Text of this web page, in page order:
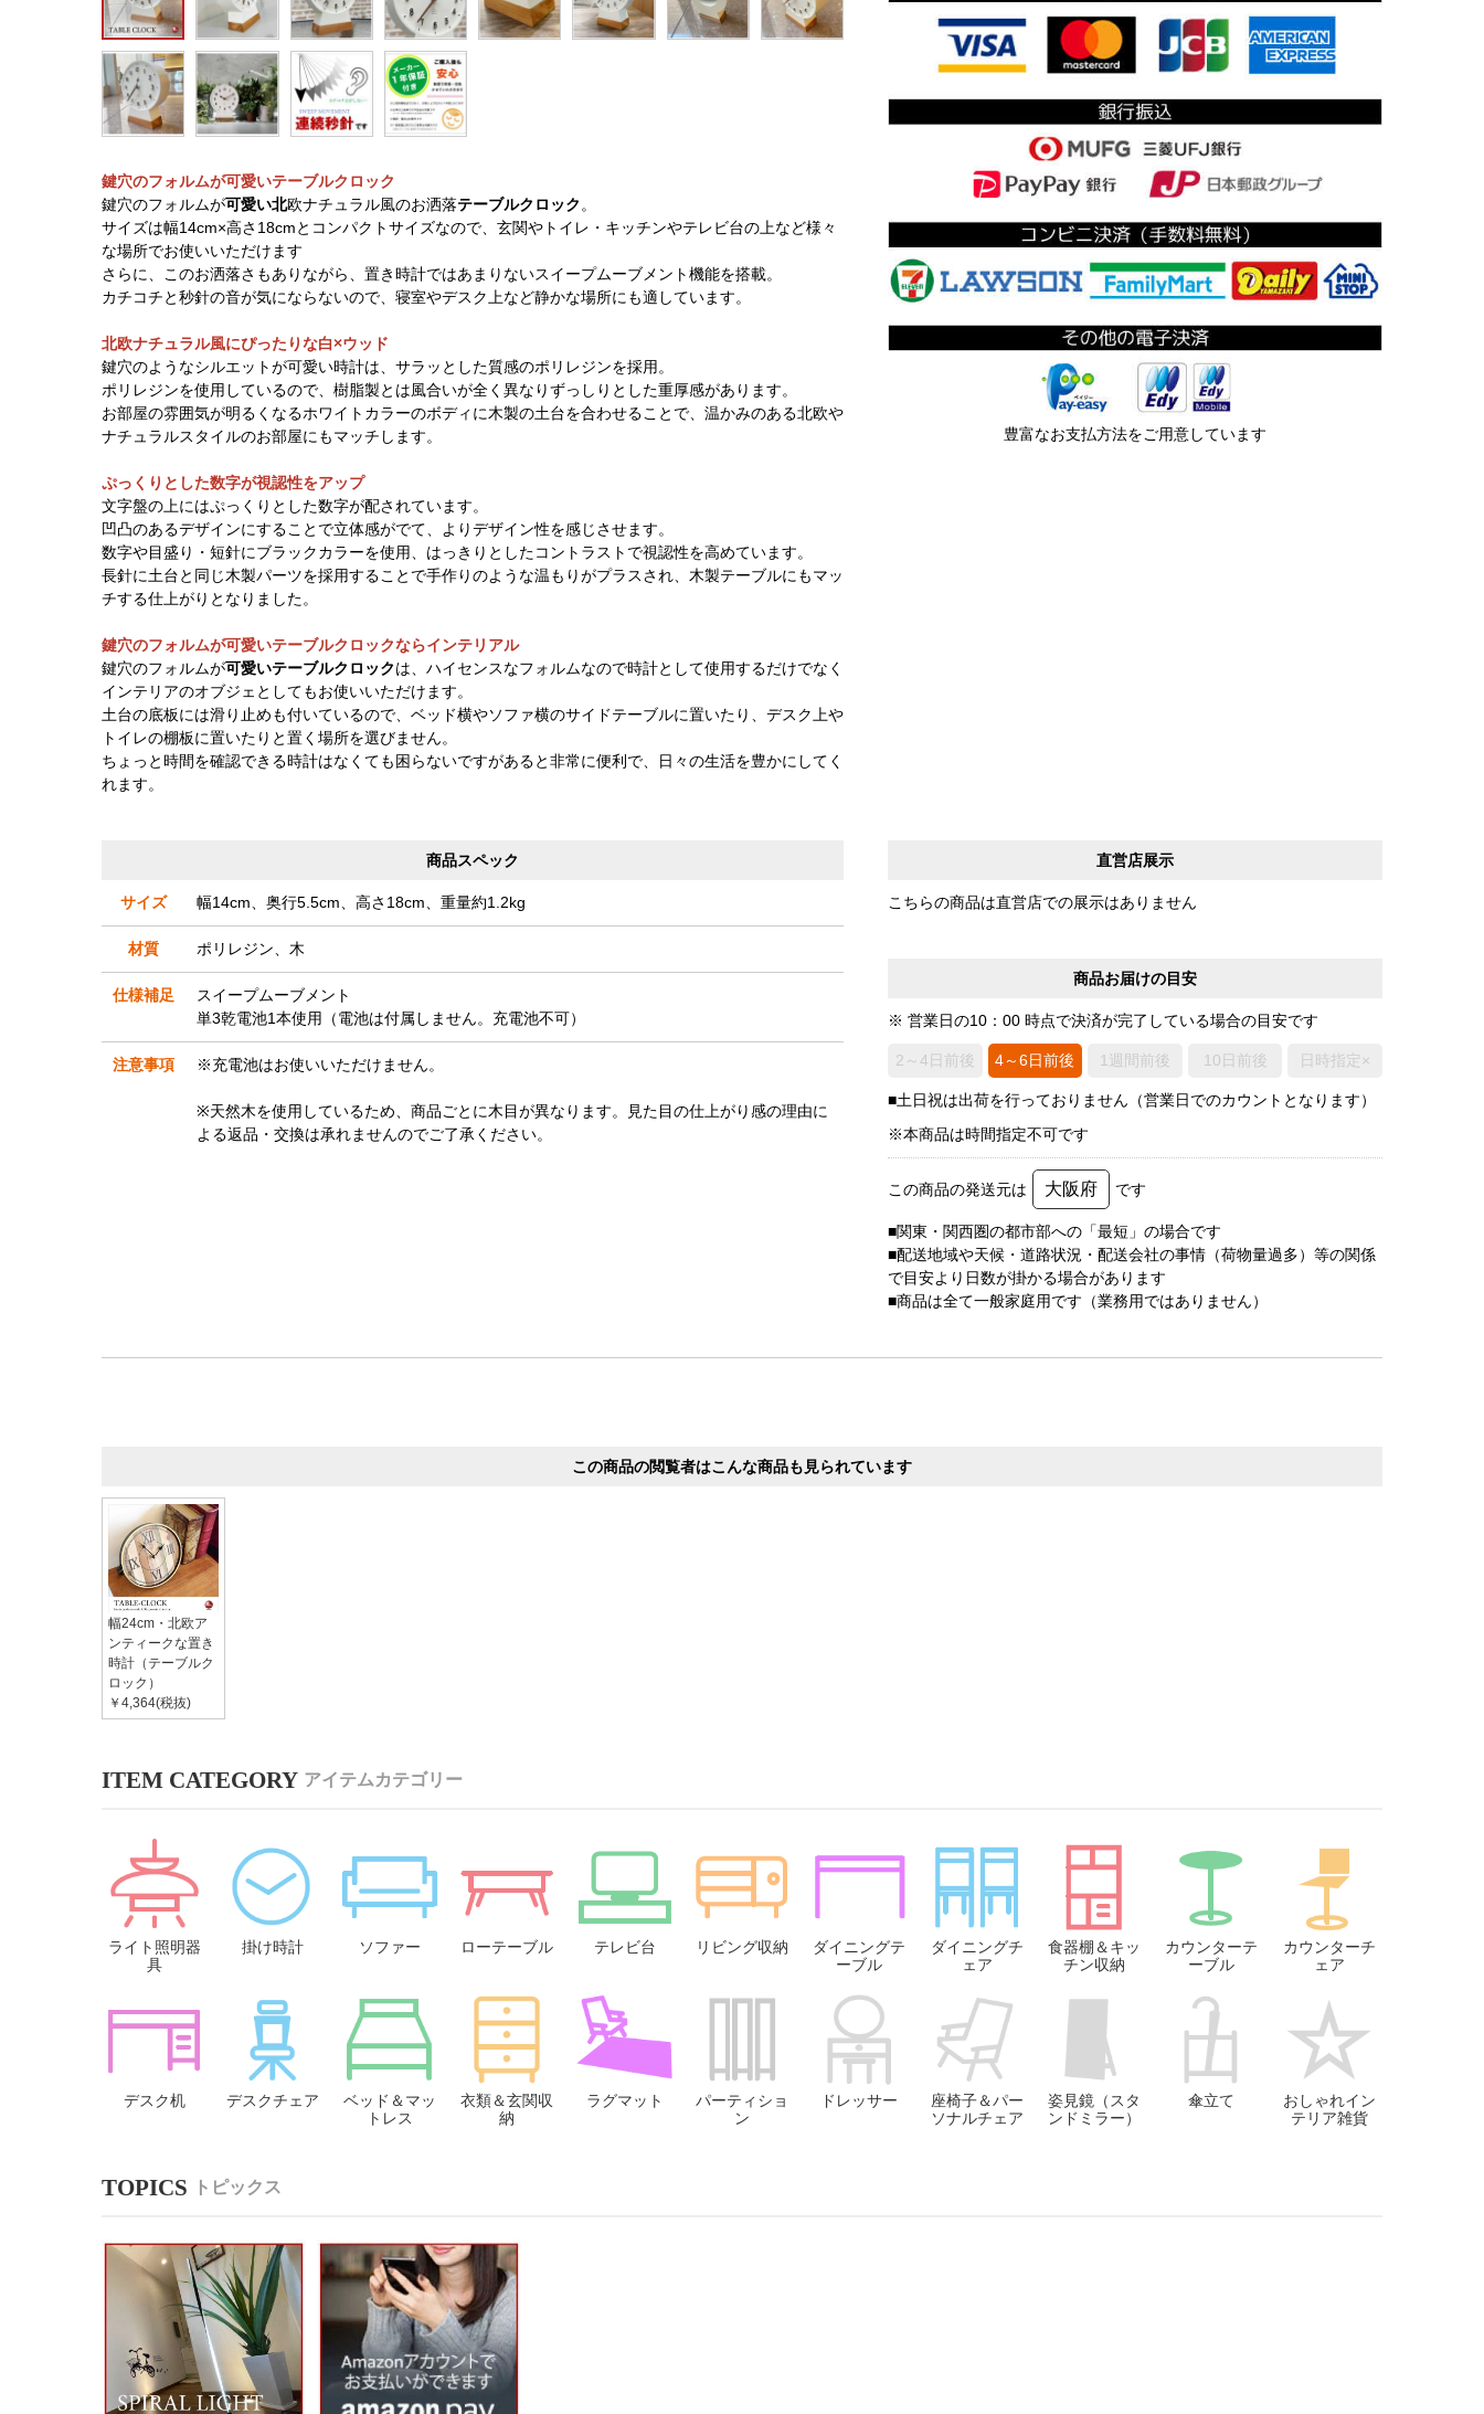
鍵穴のフォルムが可愛いテーブルクロック
鍵穴のフォルムが可愛い北欧ナチュラル風のお洒落テーブルクロック 。
サイズは幅14cm×高さ18cmとコンパクトサイズなので、玄関やトイレ・キッチンやテレビ台の上など様々
な場所でお使いいただけます
さらに、このお洒落さもありながら、置き時計ではあまりないスイープムーブメント機能を搭載。
カチコチと秒針の音が気にならないので、寝室やデスク上など静かな場所にも適しています。
北欧ナチュラル風にぴったりな白×ウッド
鍵穴のようなシルエットが可愛い時計は、サラッとした質感のポリレジンを採用。
ポリレジンを使用しているので、樹脂製とは風合いが全く異なりずっしりとした重厚感があります。
お部屋の雰囲気が明るくなるホワイトカラーのボディに木製の土台を合わせることで、温かみのある北欧や
ナチュラルスタイルのお部屋にもマッチします。
ぷっくりとした数字が視認性をアップ
文字盤の上にはぷっくりとした数字が配されています。
凹凸のあるデザインにすることで立体感がでて、よりデザイン性を感じさせます。
数字や目盛り・短針にブラックカラーを使用、はっきりとしたコントラストで視認性を高めています。
長針に土台と同じ木製パーツを採用することで手作りのような温もりがプラスされ、木製テーブルにもマッ
チする仕上がりとなりました。
鍵穴のフォルムが可愛いテーブルクロックならインテリアル
鍵穴のフォルムが可愛いテーブルクロックは、ハイセンスなフォルムなので時計として使用するだけでなく
インテリアのオブジェとしてもお使いいただけます。
土台の底板には滑り止めも付いているので、ベッド横やソファ横のサイドテーブルに置いたり、デスク上や
トイレの棚板に置いたりと置く場所を選びません。
ちょっと時間を確認できる時計はなくても困らないですがあると非常に便利で、日々の生活を豊かにしてく
れます。
豊富なお支払方法をご用意しています
直営店展示
こちらの商品は直営店での展示はありません
商品お届けの目安
※ 営業日の10：00 時点で決済が完了している場合の目安です
2～4日前後 4～6日前後 1週間前後 10日前後 日時指定×
■土日祝は出荷を行っておりません（営業日でのカウントとなります）
※本商品は時間指定不可です
この商品の発送元は 大阪府 です
■関東・関西圏の都市部への「最短」の場合です
■配送地域や天候・道路状況・配送会社の事情（荷物量過多）等の関係
で目安より日数が掛かる場合があります
■商品は全て一般家庭用です（業務用ではありません）
商品スペック
サイズ 幅14cm、奥行5.5cm、高さ18cm、重量約1.2kg
材質 ポリレジン、木
仕様補足
スイープムーブメント
単3乾電池1本使用（電池は付属しません。充電池不可）
注意事項 ※充電池はお使いいただけません。
※天然木を使用しているため、商品ごとに木目が異なります。見た目の仕上がり感の理由に
よる返品・交換は承れませんのでご了承ください。
この商品の閲覧者はこんな商品も見られています
幅24cm・北欧ア
ンティークな置き
時計（テーブルク
ロック）
￥4,364(税抜)
アイテムカテゴリー
ライト照明器
具
掛け時計 ソファー ローテーブル テレビ台 リビング収納
ダイニングテ
ーブル
ダイニングチ
ェア
食器棚＆キッ
チン収納
カウンターテ
ーブル
カウンターチ
ェア
デスク机 デスクチェア
ベッド＆マッ
トレス
衣類＆玄関収
納
ラグマット
パーティショ
ン
ドレッサー
座椅子＆パー
ソナルチェア
姿見鏡（スタ
ンドミラー）
傘立て
おしゃれイン
テリア雑貨
トピックス